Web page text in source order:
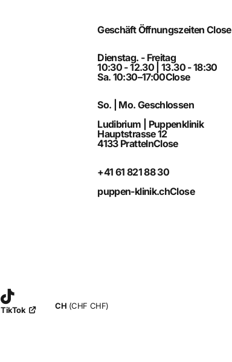
Geschäft Öffnungszeiten Close
Dienstag. - Freitag
10:30 - 12.30 | 13.30 - 18:30
Sa. 10:30–17:00Close
So. | Mo. Geschlossen
Ludibrium | Puppenklinik
Hauptstrasse 12
4133 PrattelnClose
+41 61 821 88 30
puppen-klinik.chClose
TikTok CH (CHF CHF)